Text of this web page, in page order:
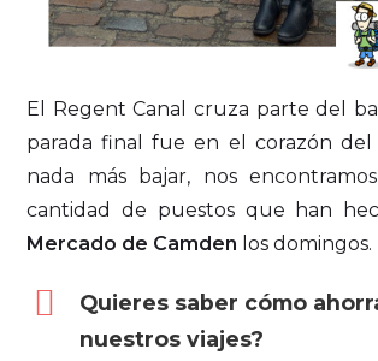
El Regent Canal cruza parte del
parada final fue en el corazón del
nada más bajar, nos
cantidad de puestos que han
Mercado de Camden los domingos.
Quieres saber cómo
nuestros viajes?